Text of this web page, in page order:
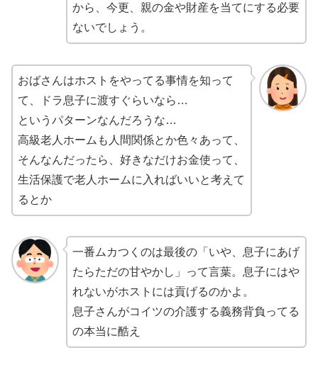
から、今更、親の金や財産を当てにする必要
ないでしょう。
おばさんはホストをやってる事情を知って
て、ドラ息子に渡すぐらいなら…
というパターンなんだろうな…
高級老人ホームも人間関係とか色々あって、
そんなんだったら、好きなだけお金使って、
生活保護で老人ホームに入ればいいと考えて
るとか
一番ムカつくのは最後の「いや、息子にあげ
たらただの甘やかし」って言葉。息子にはや
れないがホストには貢げるのかよ。
息子さんがコイツの介護する義務背負ってる
の本当に酷え